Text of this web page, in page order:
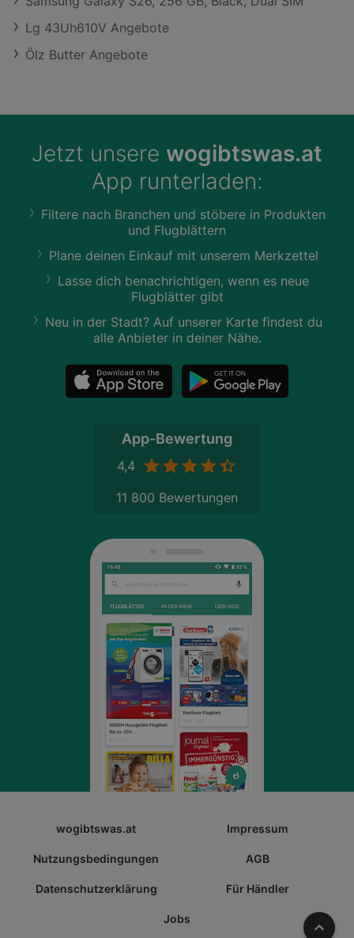
Lg 43Uh610V Angebote
Ölz Butter Angebote
Jetzt unsere wogibtswas.at
App runterladen:
Filtere nach Branchen und stöbere in Produkten
und Flugblättern
Plane deinen Einkauf mit unserem Merkzettel
Lasse dich benachrichtigen, wenn es neue
Flugblätter gibt
Neu in der Stadt? Auf unserer Karte findest du
alle Anbieter in deiner Nähe.
App-Bewertung
4,4
11 800 Bewertungen
wogibtswas.at Impressum
Nutzungsbedingungen AGB
Datenschutzerklärung Für Händler
Jobs Nach